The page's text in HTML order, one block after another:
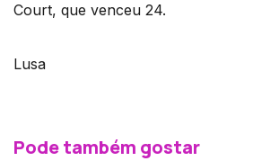
Court, que venceu 24.
Lusa
Pode também gostar